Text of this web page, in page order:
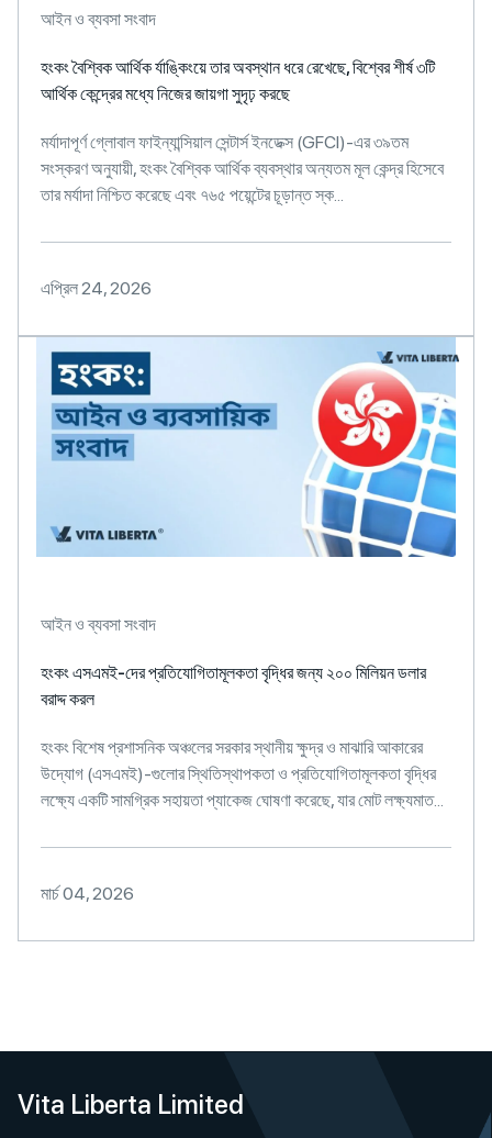
আইন ও ব্যবসা সংবাদ
হংকং বৈশ্বিক আর্থিক র্যাঙ্কিংয়ে তার অবস্থান ধরে রেখেছে, বিশ্বের শীর্ষ ৩টি
আর্থিক কেন্দ্রের মধ্যে নিজের জায়গা সুদৃঢ় করছে
মর্যাদাপূর্ণ গ্লোবাল ফাইন্যান্সিয়াল সেন্টার্স ইনডেক্স (GFCI)-এর ৩৯তম
সংস্করণ অনুযায়ী, হংকং বৈশ্বিক আর্থিক ব্যবস্থার অন্যতম মূল কেন্দ্র হিসেবে
তার মর্যাদা নিশ্চিত করেছে এবং ৭৬৫ পয়েন্টের চূড়ান্ত স্ক...
এপ্রিল 24, 2026
আইন ও ব্যবসা সংবাদ
হংকং এসএমই-দের প্রতিযোগিতামূলকতা বৃদ্ধির জন্য ২০০ মিলিয়ন ডলার
বরাদ্দ করল
হংকং বিশেষ প্রশাসনিক অঞ্চলের সরকার স্থানীয় ক্ষুদ্র ও মাঝারি আকারের
উদ্যোগ (এসএমই)-গুলোর স্থিতিস্থাপকতা ও প্রতিযোগিতামূলকতা বৃদ্ধির
লক্ষ্যে একটি সামগ্রিক সহায়তা প্যাকেজ ঘোষণা করেছে, যার মোট লক্ষ্যমাত...
মার্চ 04, 2026
Vita Liberta Limited